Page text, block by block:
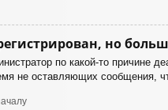
но
по какой-то причине
не оставляющих сообщения,